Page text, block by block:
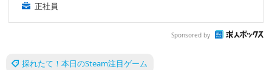
正社員
Sponsored by
採れたて！本日のSteam注目ゲーム